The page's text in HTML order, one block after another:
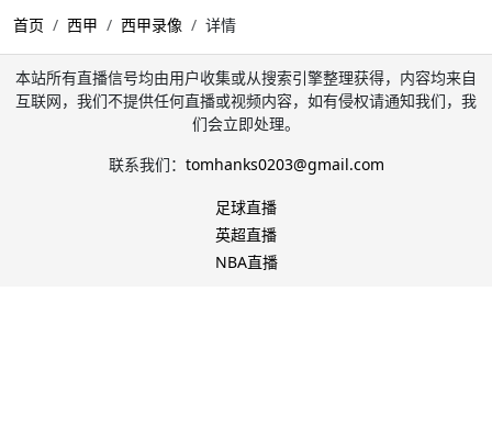
首页
西甲 西甲录像 详情
本站所有直播信号均由用户收集或从搜索引擎整理获得，内容均来自
互联网，我们不提供任何直播或视频内容，如有侵权请通知我们，我
们会立即处理。
联系我们： tomhanks0203@gmail.com
足球直播
英超直播
NBA直播